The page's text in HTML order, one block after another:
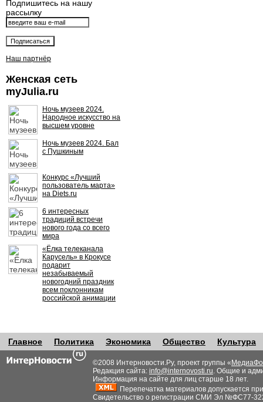
Подпишитесь на нашу
рассылку
Наш партнёр
Женская сеть
myJulia.ru
Ночь музеев 2024.
Народное искусство на
высшем уровне
Ночь музеев 2024. Бал
с Пушкиным
Конкурс «Лучший
пользователь марта»
на Diets.ru
6 интересных
традиций встречи
нового года со всего
мира
«Ёлка телеканала
Карусель» в Крокусе
подарит
незабываемый
новогодний праздник
всем поклонникам
российской анимации
Главное Политика Экономика Общество Культура
©2008 Интерновости.Ру, проект группы «
Редакция сайта: info@internovosti.ru. Общие и
Информация на сайте для лиц старше 18 лет.
Перепечатка материалов допускается
Свидетельство о регистрации СМИ Эл №ФС77-